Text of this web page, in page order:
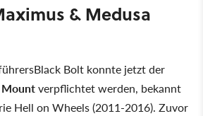
& Medusa
Bolt konnte jetzt der
verpflichtet werden, bekannt
Hell on Wheels (2011-2016). Zuvor